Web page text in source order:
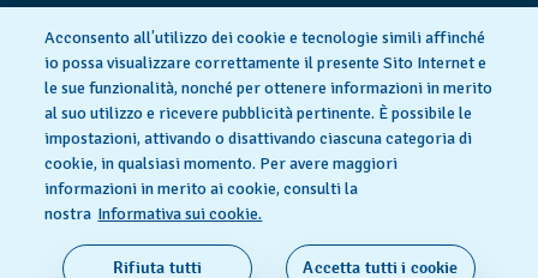
Diritto di recesso
Informativa sulla privacy Cookies
Condizioni di utilizzo Informazioni legali
SWISS MADE
Acconsento all’utilizzo dei cookie e tecnologie simili affinché
io possa visualizzare correttamente il presente Sito Internet e
le sue funzionalità, nonché per ottenere informazioni in merito
al suo utilizzo e ricevere pubblicità pertinente. È possibile le
impostazioni, attivando o disattivando ciascuna categoria di
cookie, in qualsiasi momento. Per avere maggiori
informazioni in merito ai cookie, consulti la
nostra Informativa sui cookie.
Rifiuta tutti Accetta tutti i cookie